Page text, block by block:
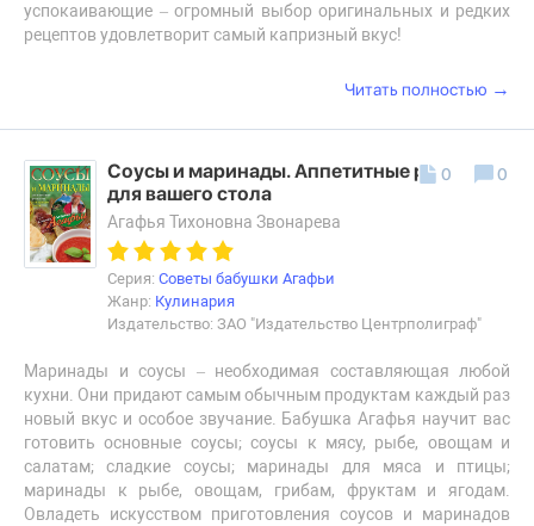
успокаивающие – огромный выбор оригинальных и редких
рецептов удовлетворит самый капризный вкус!
Читать полностью →
Соусы и маринады. Аппетитные рецепты
для вашего стола
Агафья Тихоновна Звонарева
Серия: Советы бабушки Агафьи
Жанр: Кулинария
Издательство: ЗАО "Издательство Центрполиграф"
Маринады и соусы – необходимая составляющая любой
кухни. Они придают самым обычным продуктам каждый раз
новый вкус и особое звучание. Бабушка Агафья научит вас
готовить основные соусы; соусы к мясу, рыбе, овощам и
салатам; сладкие соусы; маринады для мяса и птицы;
маринады к рыбе, овощам, грибам, фруктам и ягодам.
Овладеть искусством приготовления соусов и маринадов
0 0